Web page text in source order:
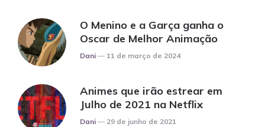
O Menino e a Garça ganha o
Oscar de Melhor Animação
Posted
Dani 11 de março de 2024
Animes que irão estrear em
Julho de 2021 na Netflix
Posted
Dani 29 de junho de 2021